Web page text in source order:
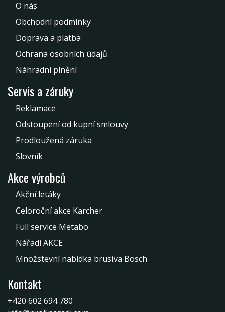
O nás
Obchodní podmínky
Doprava a platba
Ochrana osobních údajů
Náhradní plnění
Servis a záruky
Reklamace
Odstoupení od kupní smlouvy
Prodloužená záruka
Slovník
Akce výrobců
Akční letáky
Celoroční akce Karcher
Full service Metabo
Nářadí AKCE
Množstevní nabídka brusiva Bosch
Kontakt
+420 602 694 780